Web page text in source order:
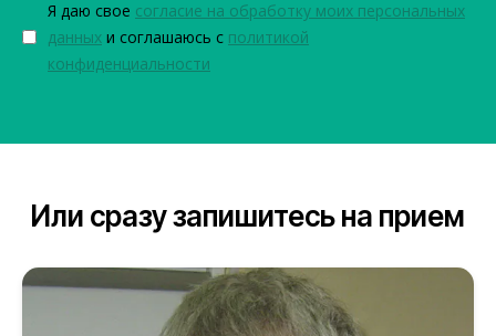
Я даю свое согласие на обработку моих персональных
данных и соглашаюсь с политикой
конфиденциальности
Или сразу запишитесь на прием